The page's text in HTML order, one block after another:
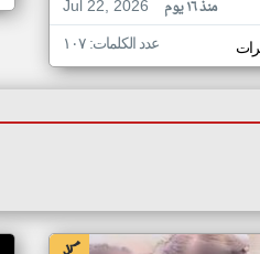
Jul 22, 2026
منذ ١٦ يوم
عدد الكلمات: ١٠٧